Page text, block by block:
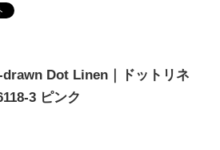
Dot Linen｜ドットリネ
3 ピンク